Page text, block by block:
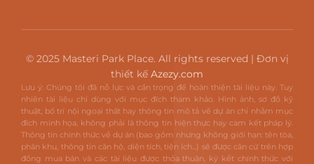
© 2025 Masteri Park Place. All rights reserved | Đơn vị
thiết kế Azezy.com
Lưu ý: Chúng tôi đã nỗ lực và cẩn trọng để hoàn thiện tài liệu này. Tuy
nhiên tài liệu chỉ dùng với mục đích tham khảo. Hình ảnh, sơ đồ kỹ
thuật, bố trí nội ngoại thất hay thông tin mô tả về dự án chỉ nhằm mục
đích minh họa, không phải là thông tin hiện thực hay cam kết pháp lý.
Thông tin chính thức về dự án (bao gồm nhưng không giới hạn: tên tòa,
phân khu, thông tin căn hộ, diện tích, tiện ích...) sẽ được căn cứ trên hợp
đồng mua bán và các tài liệu được thỏa thuận, ký kết chính thức với